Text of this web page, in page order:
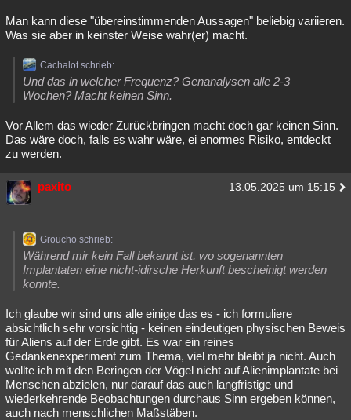
Man kann diese "übereinstimmenden Aussagen" beliebig variieren.
Was sie aber in keinster Weise wahr(er) macht.
Cachalot schrieb:
Und das in welcher Frequenz? Genanalysen alle 2-3
Wochen? Macht keinen Sinn.
Vor Allem das wieder Zurückbringen macht doch gar keinen Sinn.
Das wäre doch, falls es wahr wäre, ei enormes Risiko, entdeckt
zu werden.
paxito 13.05.2025 um 15:15
Groucho schrieb:
Während mir kein Fall bekannt ist, wo sogenannten
Implantaten eine nicht-idirsche Herkunft bescheinigt werden
konnte.
Ich glaube wir sind uns alle einige das es - ich formuliere
absichtlich sehr vorsichtig - keinen eindeutigen physischen Beweis
für Aliens auf der Erde gibt. Es war ein reines
Gedankenexperiment zum Thema, viel mehr bleibt ja nicht. Auch
wollte ich mit den Beringen der Vögel nicht auf Alienimplantate bei
Menschen abzielen, nur darauf das auch langfristige und
wiederkehrende Beobachtungen durchaus Sinn ergeben können,
auch nach menschlichen Maßstäben.